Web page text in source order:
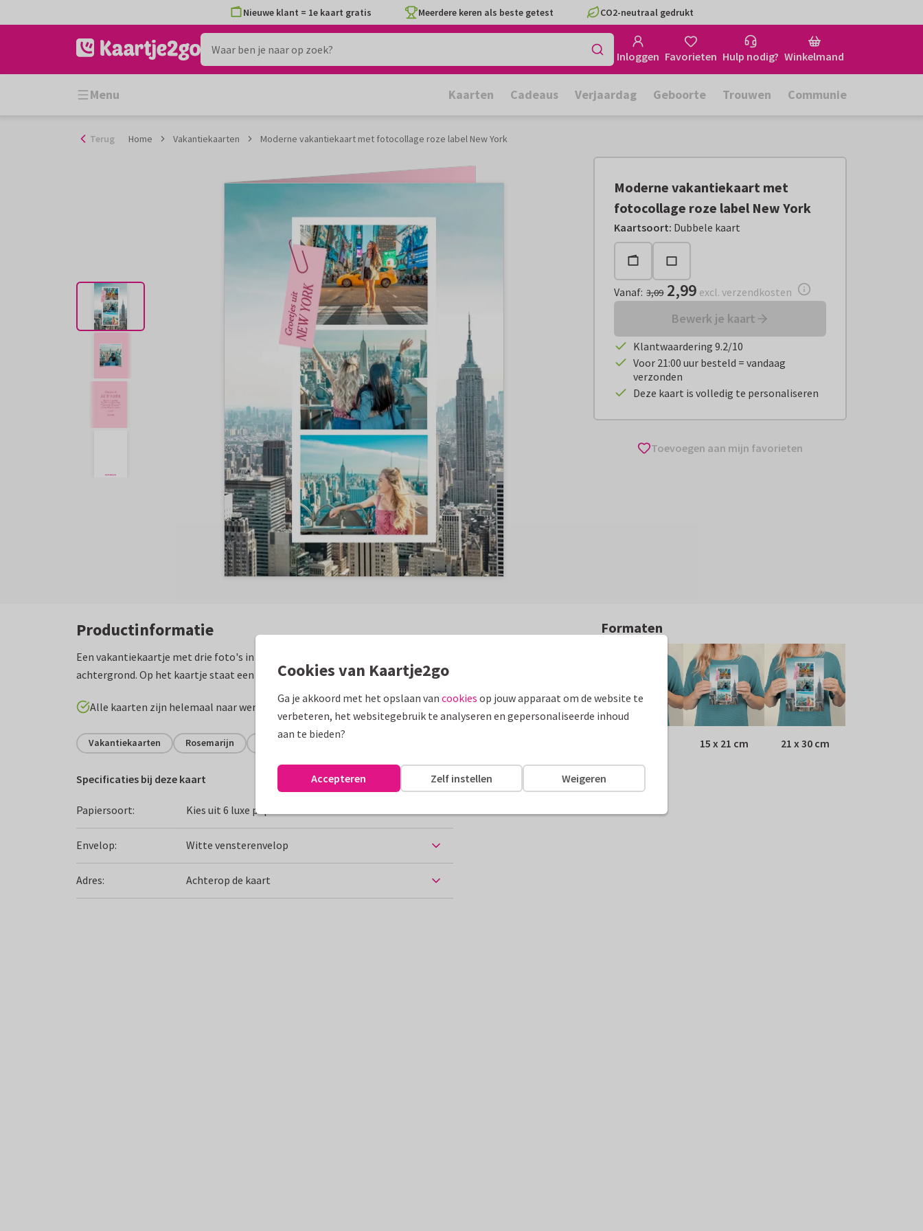
naar
Nieuwe klant = 1e kaart gratis Meerdere keren als beste getest CO2-neutraal gedrukt
Inloggen Favorieten Hulp nodig? Winkelmand
Menu Kaarten Cadeaus Verjaardag Geboorte Trouwen Communie
Terug Home Vakantiekaarten Moderne vakantiekaart met fotocollage roze label New York
Moderne vakantiekaart met
fotocollage roze label New York
Kaartsoort: Dubbele kaart
Vanaf:€ 2,99 excl. verzendkosten
Vanaf: 3,09 2,99 excl. verzendkosten
Bewerk je kaart
Klantwaardering 9.2/10
Voor 21:00 uur besteld = vandaag
verzonden
Deze kaart is volledig te personaliseren
Toevoegen aan mijn favorieten
Productinformatie
Een vakantiekaartje met drie foto's in fotostrip stijl en grote foto op de
achtergrond. Op het kaartje staat een roze labeltje met groetjes uit.
Alle kaarten zijn helemaal naar wens aan te passen
Vakantiekaarten Rosemarijn
Specificaties bij deze kaart
Papiersoort: Kies uit 6 luxe papiersoorten
Envelop: Witte vensterenvelop
Adres: Achterop de kaart
Formaten
15 x 21 cm 21 x 30 cm
Cookies van Kaartje2go
Ga je akkoord met het opslaan van cookies op jouw apparaat om de website te
verbeteren, het websitegebruik te analyseren en gepersonaliseerde inhoud
aan te bieden?
Weigeren
Zelf instellen
Accepteren